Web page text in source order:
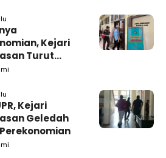
Kejari
Turut
Ruang
Kejari
Geledah